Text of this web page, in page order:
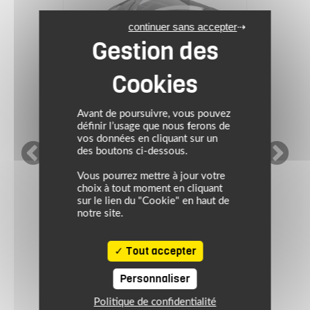
SCORPION
SUMMER DAYS
THERAS
Prix conseillé : 259.90 €
207.92 €
Avant de poursuivre, vous pouvez
définir l’usage que nous ferons de
vos données en cliquant sur un
des boutons ci-dessous.
Vous pourrez mettre à jour votre
choix à tout moment en cliquant
sur le lien du "Cookie" en haut de
notre site.
Tout accepter
continuer sans accepter
Personnaliser
Politique de confidentialité